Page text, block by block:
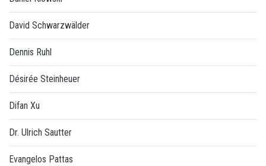
David Schwarzwälder
Dennis Ruhl
Désirée Steinheuer
Difan Xu
Dr. Ulrich Sautter
Evangelos Pattas